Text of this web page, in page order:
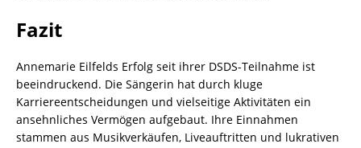
Fazit
Annemarie Eilfelds Erfolg seit ihrer DSDS-Teilnahme ist
beeindruckend. Die Sängerin hat durch kluge
Karriereentscheidungen und vielseitige Aktivitäten ein
ansehnliches Vermögen aufgebaut. Ihre Einnahmen
stammen aus Musikverkäufen, Liveauftritten und lukrativen